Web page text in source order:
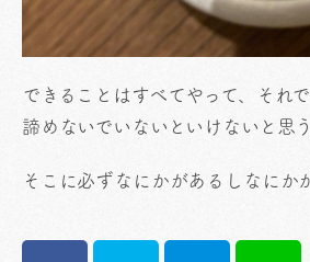
できることはすべてやって、それ
諦めないでいないといけないと思う
そこに必ずなにかがあるしなにか